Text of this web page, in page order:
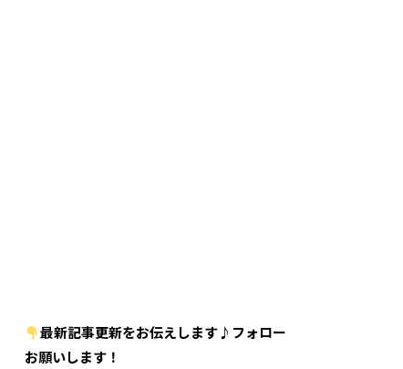
最新記事更新をお伝えします♪フォロー
お願いします！